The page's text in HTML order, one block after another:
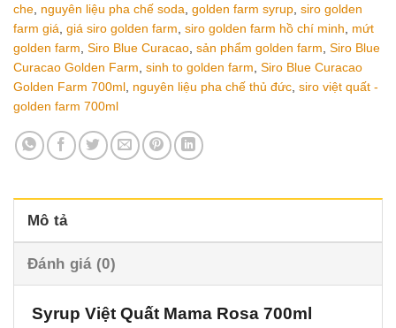
che nguyên liệu pha chế soda golden farm syrup siro golden
farm giá giá siro golden farm siro golden farm hồ chí minh
mứt
golden farm Siro Blue Curacao sản phẩm golden farm Siro Blue
Curacao Golden Farm sinh to golden farm Siro Blue Curacao
Golden Farm 700ml nguyên liệu pha chế thủ đức siro việt quất -
golden farm 700ml
Mô tả
Đánh giá (0)
Syrup Việt Quất Mama Rosa 700ml